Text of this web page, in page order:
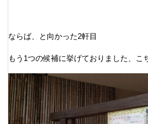
ならば、と向かった2軒目
もう1つの候補に挙げておりました、こ